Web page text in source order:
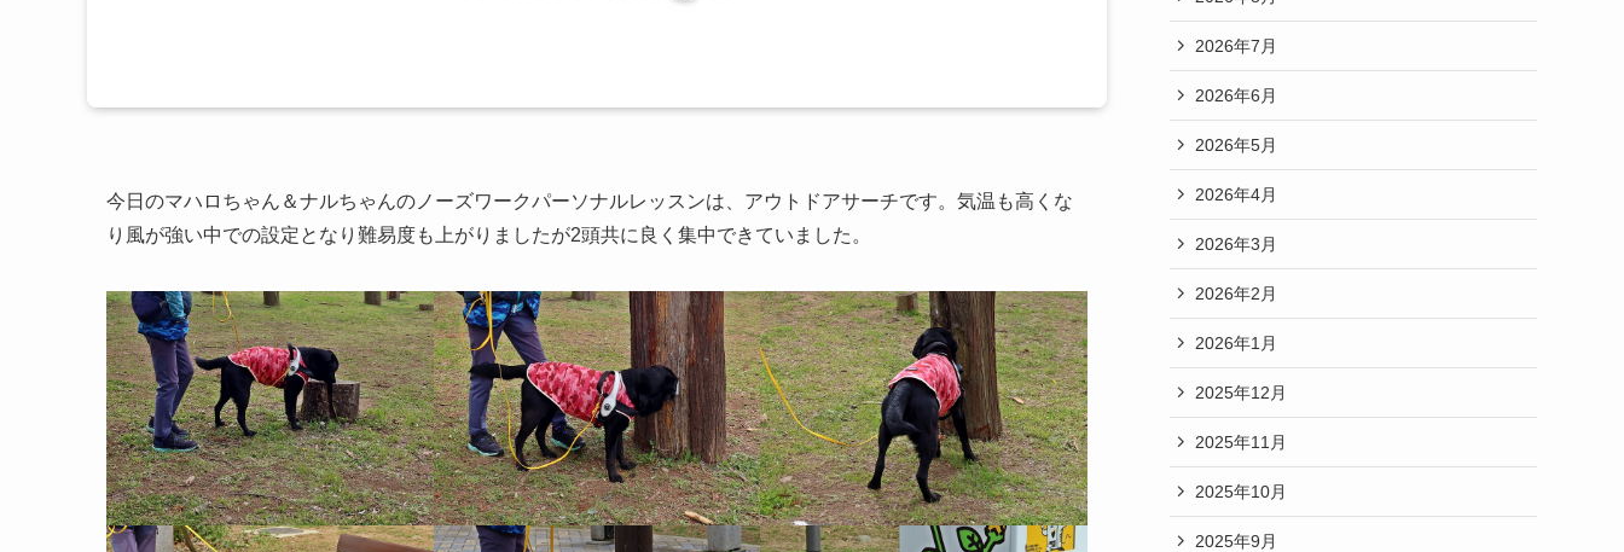
今日のマハロちゃん＆ナルちゃんのノーズワークパーソナルレッスンは、アウトドアサーチです。気温も高くな
り風が強い中での設定となり難易度も上がりましたが2頭共に良く集中できていました。
2026年7月
2026年6月
2026年5月
2026年4月
2026年3月
2026年2月
2026年1月
2025年12月
2025年11月
2025年10月
2025年9月